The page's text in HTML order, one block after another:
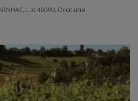
Lot 46090, Occitanie